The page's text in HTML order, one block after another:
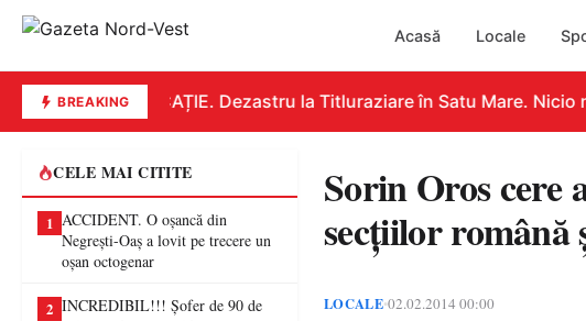
Acasă Locale
BREAKINGEDUCAȚIE. Dezastru la Titluraziare în Satu Mare. Nicio
CELE MAI CITITE
1 ACCIDENT. O oșancă din
Negrești-Oaș a lovit pe trecere un
oșan octogenar
2 INCREDIBIL!!! Șofer de 90 de
Sorin Oros cere
secţiilor română
LOCALE•02.02.2014 00:00